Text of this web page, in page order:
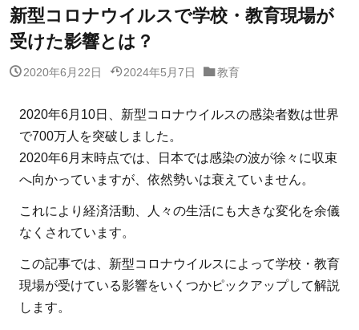
新型コロナウイルスで学校・教育現場が
受けた影響とは？
2020年6月22日 2024年5月7日 教育
2020年6月10日、新型コロナウイルスの感染者数は世界
で700万人を突破しました。
2020年6月末時点では、日本では感染の波が徐々に収束
へ向かっていますが、依然勢いは衰えていません。
これにより経済活動、人々の生活にも大きな変化を余儀
なくされています。
この記事では、新型コロナウイルスによって学校・教育
現場が受けている影響をいくつかピックアップして解説
します。